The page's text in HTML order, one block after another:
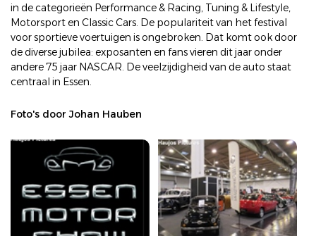
in de categorieën Performance & Racing, Tuning & Lifestyle,
Motorsport en Classic Cars. De populariteit van het festival
voor sportieve voertuigen is ongebroken. Dat komt ook door
de diverse jubilea: exposanten en fans vieren dit jaar onder
andere 75 jaar NASCAR. De veelzijdigheid van de auto staat
centraal in Essen.
Foto's door Johan Hauben